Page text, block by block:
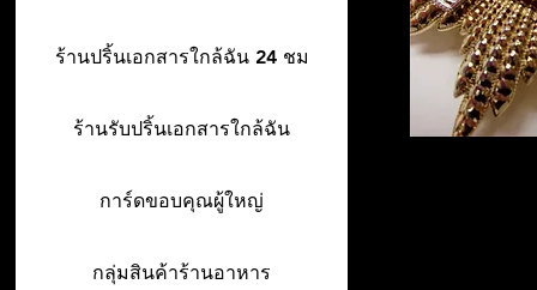
ร้านปริ้นเอกสารใกล้ฉัน 24 ชม
ร้านรับปริ้นเอกสารใกล้ฉัน
การ์ดขอบคุณผู้ใหญ่
กลุ่มสินค้าร้านอาหาร